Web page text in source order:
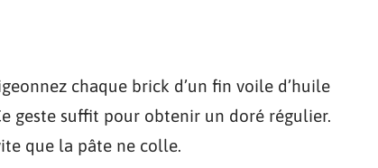
chaque brick d’un fin voile d’huile
geste suffit pour obtenir un doré régulier.
que la pâte ne colle.